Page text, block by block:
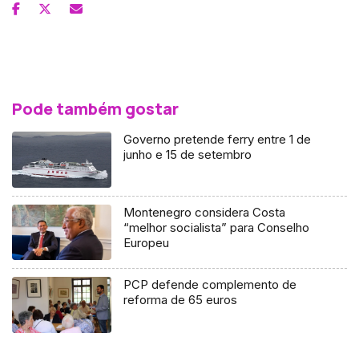
Pode também gostar
Governo pretende ferry entre 1 de
junho e 15 de setembro
Montenegro considera Costa
“melhor socialista” para Conselho
Europeu
PCP defende complemento de
reforma de 65 euros